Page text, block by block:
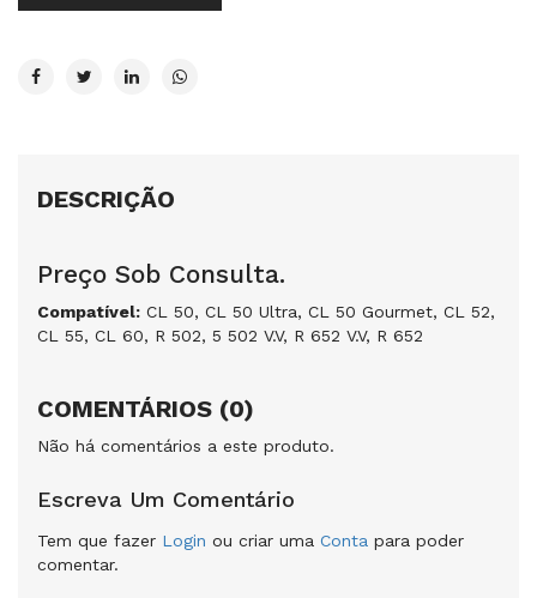
DESCRIÇÃO
Preço Sob Consulta.
Compatível: CL 50, CL 50 Ultra, CL 50 Gourmet, CL 52,
CL 55, CL 60, R 502, 5 502 V.V, R 652 V.V, R 652
COMENTÁRIOS (0)
Não há comentários a este produto.
Escreva Um Comentário
Tem que fazer Login ou criar uma Conta para poder
comentar.